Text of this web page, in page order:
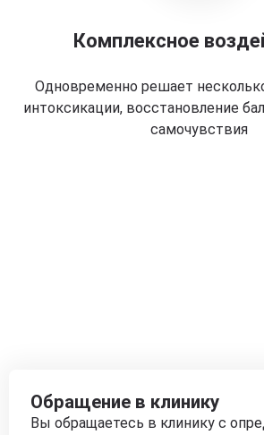
Комплексное
Одновременно решает
интоксикации, восстановление
самочувствия
Обращение в клинику
Вы обращаетесь в клинику с